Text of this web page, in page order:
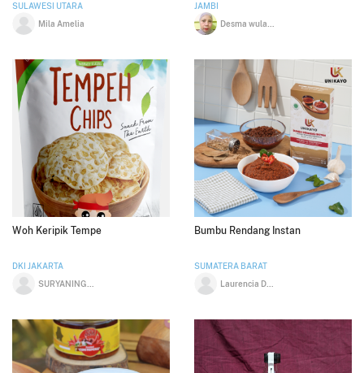
SULAWESI UTARA
Mila Amelia
JAMBI
Woh Keripik Tempe
DKI JAKARTA
Bumbu Rendang Instan
SUMATERA BARAT